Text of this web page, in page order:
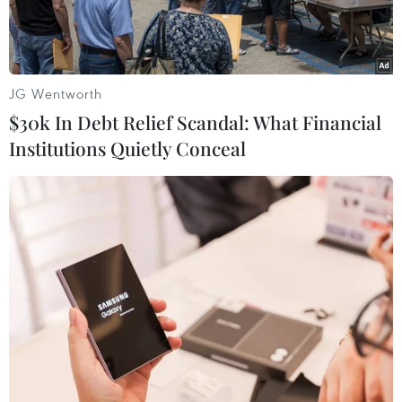
7/2019).
Khu vực rừng Amazon bị phá hủy do hỏa hoạn ở gần Porto
Velho, bang Rondonia, Brazil ngày 26/8/2019. (Nguồn:
AFP/TTXVN)
Viện Nghiên cứu vũ trụ quốc gia Brazil (INPE)
JG Wentworth
$30k In Debt Relief Scandal: What Financial
Institutions Quietly Conceal